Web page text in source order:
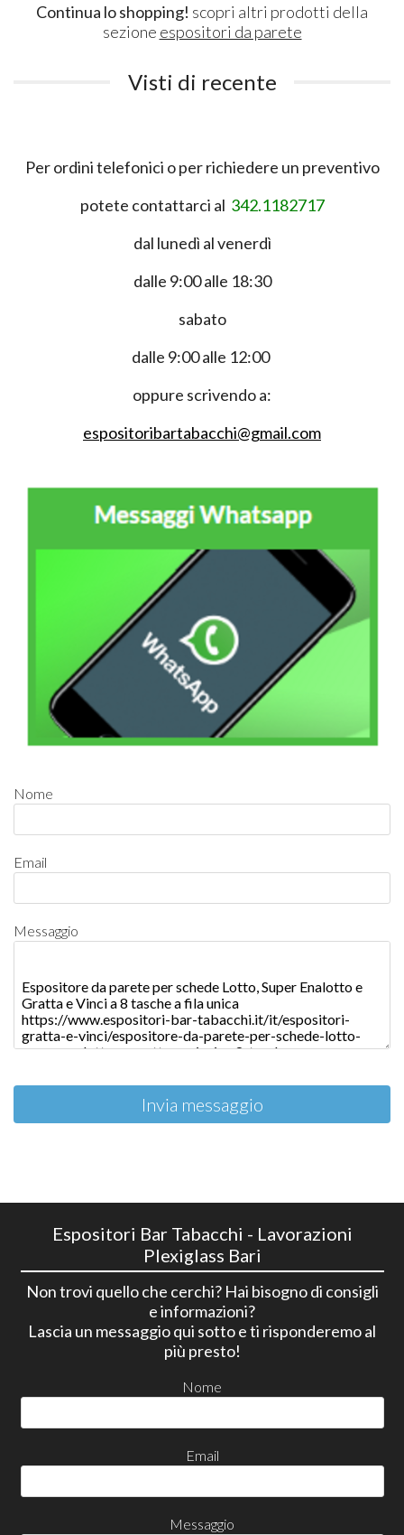
Continua lo shopping! scopri altri prodotti della
sezione espositori da parete
Visti di recente
Per ordini telefonici o per richiedere un preventivo
potete contattarci al 342.1182717
dal lunedì al venerdì
dalle 9:00 alle 18:30
sabato
dalle 9:00 alle 12:00
oppure scrivendo a:
espositoribartabacchi@gmail.com
Nome
Email
Messaggio
Invia messaggio
Espositori Bar Tabacchi - Lavorazioni
Plexiglass Bari
Non trovi quello che cerchi? Hai bisogno di consigli
e informazioni?
Lascia un messaggio qui sotto e ti risponderemo al
più presto!
Nome
Email
Messaggio